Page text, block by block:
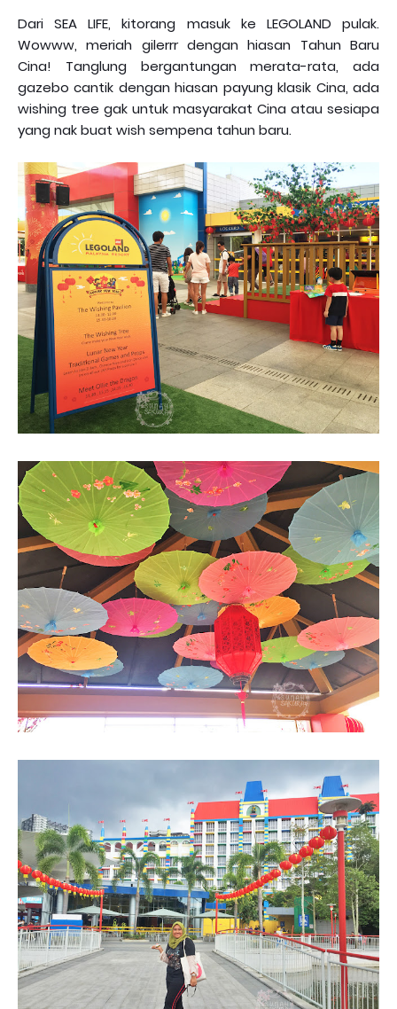
Dari SEA LIFE, kitorang masuk ke LEGOLAND pulak.
Wowww, meriah gilerrr dengan hiasan Tahun Baru
Cina! Tanglung bergantungan merata-rata, ada
gazebo cantik dengan hiasan payung klasik Cina, ada
wishing tree gak untuk masyarakat Cina atau sesiapa
yang nak buat wish sempena tahun baru.